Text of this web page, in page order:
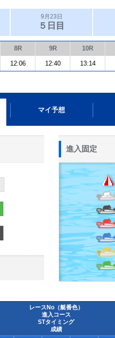
9月23日
５日目
8R 9R 10R
12:06 12:40 13:14
マイ予想
進入固定
レースNo（艇番色）
進入コース
STタイミング
成績